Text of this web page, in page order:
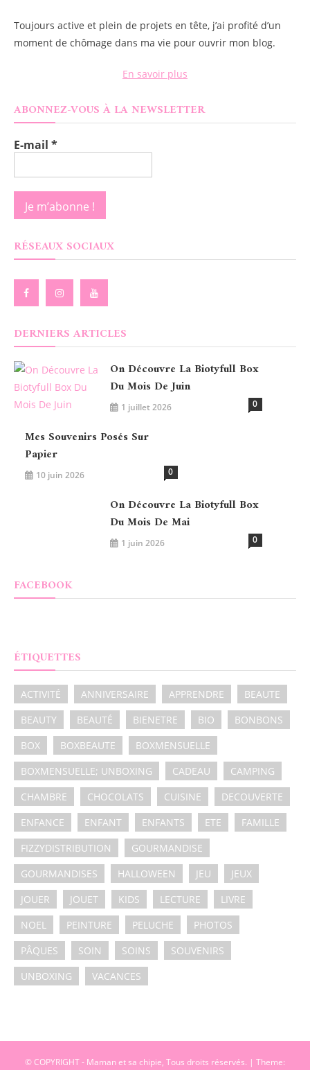
Toujours active et plein de projets en tête, j’ai profité d’un
moment de chômage dans ma vie pour ouvrir mon blog.
En savoir plus
ABONNEZ-VOUS À LA NEWSLETTER
E-mail *
RÉSEAUX SOCIAUX
DERNIERS ARTICLES
On Découvre La Biotyfull Box
Du Mois De Juin
1 juillet 2026 0
Mes Souvenirs Posés Sur
Papier
10 juin 2026 0
On Découvre La Biotyfull Box
Du Mois De Mai
1 juin 2026 0
FACEBOOK
ÉTIQUETTES
ACTIVITÉ ANNIVERSAIRE APPRENDRE
BEAUTE
BEAUTY
BEAUTÉ BIENETRE BIO
BONBONS
BOX
BOXBEAUTE
BOXMENSUELLE
BOXMENSUELLE; UNBOXING
CADEAU
CAMPING
CHAMBRE
CHOCOLATS CUISINE
DECOUVERTE
ENFANCE
ENFANT ENFANTS ETE
FAMILLE
FIZZYDISTRIBUTION
GOURMANDISE
GOURMANDISES
HALLOWEEN JEU
JEUX
JOUER
JOUET KIDS LECTURE
LIVRE
NOEL
PEINTURE PELUCHE
PHOTOS
PÂQUES
SOIN SOINS
SOUVENIRS
UNBOXING
VACANCES
© COPYRIGHT - Maman et sa chipie, Tous droits réservés. | Theme: